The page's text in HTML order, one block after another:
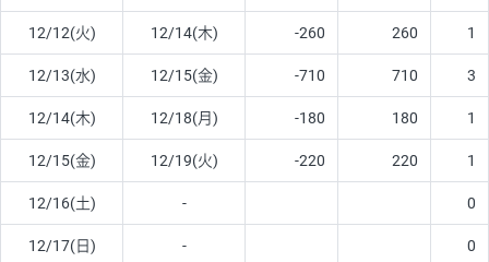
12/12(火) 12/14(木) -260 260 1
12/13(水) 12/15(金) -710 710 3
12/14(木) 12/18(月) -180 180 1
12/15(金) 12/19(火) -220 220 1
12/16(土) - 0
12/17(日) - 0